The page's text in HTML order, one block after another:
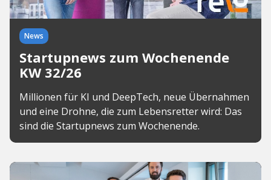
News
Startupnews zum Wochenende
KW 32/26
Millionen für KI und DeepTech, neue Übernahmen
und eine Drohne, die zum Lebensretter wird: Das
sind die Startupnews zum Wochenende.